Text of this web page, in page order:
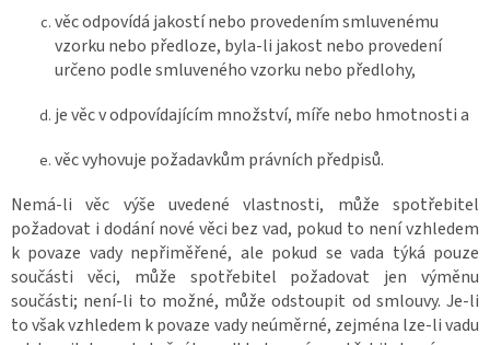
věc odpovídá jakostí nebo provedením smluvenému
vzorku nebo předloze, byla-li jakost nebo provedení
určeno podle smluveného vzorku nebo předlohy,
je věc v odpovídajícím množství, míře nebo hmotnosti a
věc vyhovuje požadavkům právních předpisů.
Nemá-li věc výše uvedené vlastnosti, může spotřebitel
požadovat i dodání nové věci bez vad, pokud to není vzhledem
k povaze vady nepřiměřené, ale pokud se vada týká pouze
součásti věci, může spotřebitel požadovat jen výměnu
součásti; není-li to možné, může odstoupit od smlouvy. Je-li
to však vzhledem k povaze vady neúměrné, zejména lze-li vadu